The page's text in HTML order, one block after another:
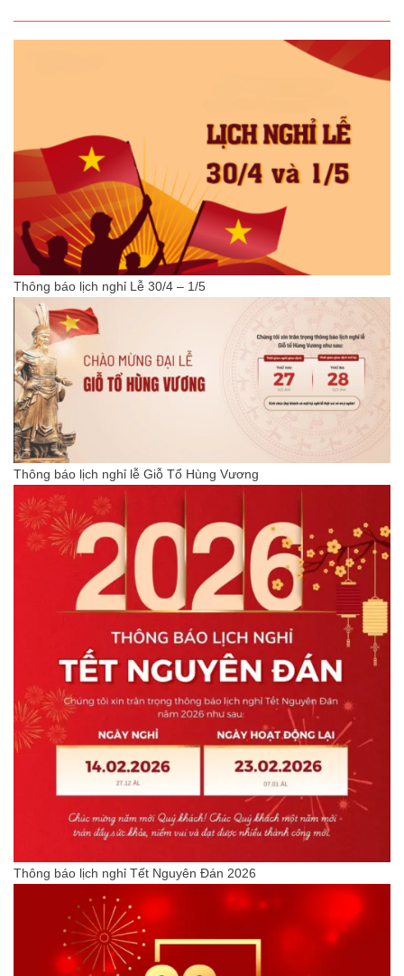
Thông báo lịch nghỉ Lễ 30/4 – 1/5
Thông báo lịch nghỉ lễ Giỗ Tổ Hùng Vương
Thông báo lịch nghỉ Tết Nguyên Đán 2026